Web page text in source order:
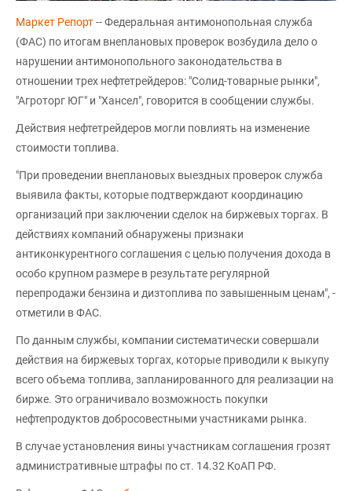
Маркет Репорт-- Федеральная антимонопольная служба
(ФАС) по итогам внеплановых проверок возбудила дело о
нарушении антимонопольного законодательства в
отношении трех нефтетрейдеров: "Солид-товарные рынки",
"Агроторг ЮГ" и "Хансел", говорится в сообщении службы.
Действия нефтетрейдеров могли повлиять на изменение
стоимости топлива.
"При проведении внеплановых выездных проверок служба
выявила факты, которые подтверждают координацию
организаций при заключении сделок на биржевых торгах. В
действиях компаний обнаружены признаки
антиконкурентного соглашения с целью получения дохода в
особо крупном размере в результате регулярной
перепродажи бензина и дизтоплива по завышенным ценам", -
отметили в ФАС.
По данным службы, компании систематически совершали
действия на биржевых торгах, которые приводили к выкупу
всего объема топлива, запланированного для реализации на
бирже. Это ограничивало возможность покупки
нефтепродуктов добросовестными участниками рынка.
В случае установления вины участникам соглашения грозят
административные штрафы по ст. 14.32 КоАП РФ.